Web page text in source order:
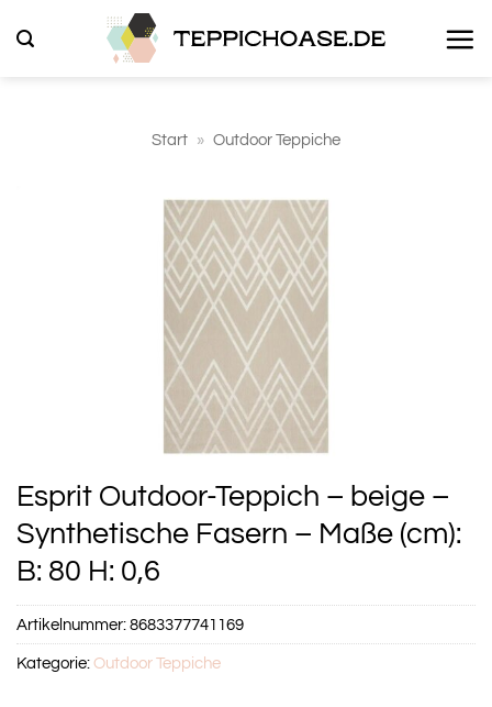
Inhalt
Start » Outdoor Teppiche
Esprit Outdoor-Teppich – beige –
Synthetische Fasern – Maße (cm):
B: 80 H: 0,6
Artikelnummer:8683377741169
Kategorie:Outdoor Teppiche